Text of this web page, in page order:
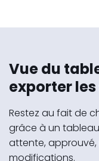
Vue du
exporter
Restez au fait de
grâce à un
attente, approuvé,
modifications.